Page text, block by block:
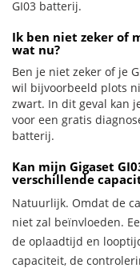
GI03 batterij.
Ik ben niet zeker of
wat nu?
Ben je niet zeker of je
wil bijvoorbeeld plots
zwart. In dit geval kan
voor een gratis
batterij.
Kan mijn Gigaset
verschillende
Natuurlijk. Omdat de
niet zal beïnvloeden.
de oplaadtijd en
capaciteit, de